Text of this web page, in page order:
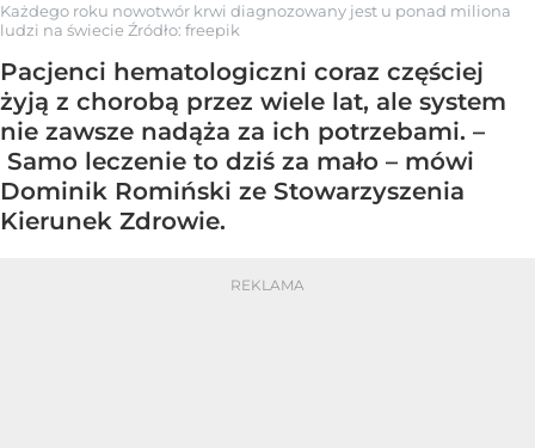
Każdego roku nowotwór krwi diagnozowany jest u ponad miliona
ludzi na świecie Źródło: freepik
Pacjenci hematologiczni coraz częściej
żyją z chorobą przez wiele lat, ale system
nie zawsze nadąża za ich potrzebami. –
Samo leczenie to dziś za mało – mówi
Dominik Romiński ze Stowarzyszenia
Kierunek Zdrowie.